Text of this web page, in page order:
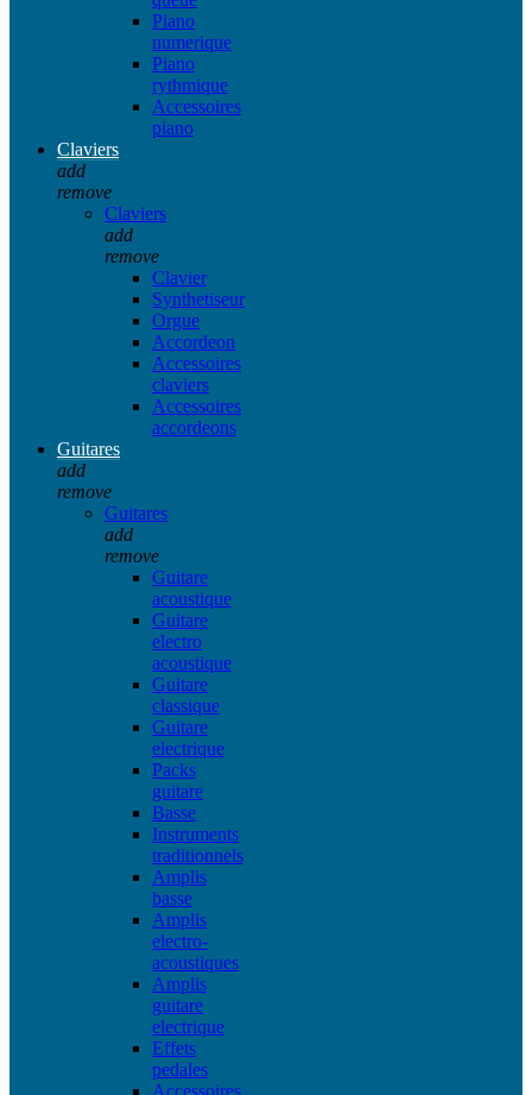
Piano
numerique
Piano
rythmique
Accessoires
piano
Claviers
add
remove
Claviers
add
remove
Clavier
Synthetiseur
Orgue
Accordeon
Accessoires
claviers
Accessoires
accordeons
Guitares
add
remove
Guitares
add
remove
Guitare
acoustique
Guitare
electro
acoustique
Guitare
classique
Guitare
electrique
Packs
guitare
Basse
Instruments
traditionnels
Amplis
basse
Amplis
electro-
acoustiques
Amplis
guitare
electrique
Effets
pedales
Accessoires